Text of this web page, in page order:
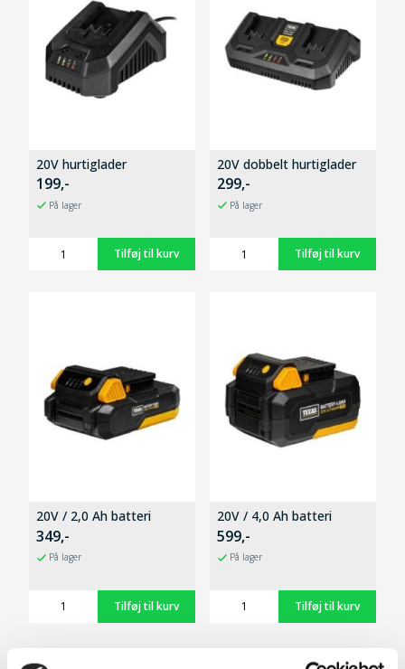
20V hurtiglader
199,-
På lager
20V dobbelt hurtiglader
299,-
På lager
20V / 2,0 Ah batteri
349,-
På lager
20V / 4,0 Ah batteri
599,-
På lager